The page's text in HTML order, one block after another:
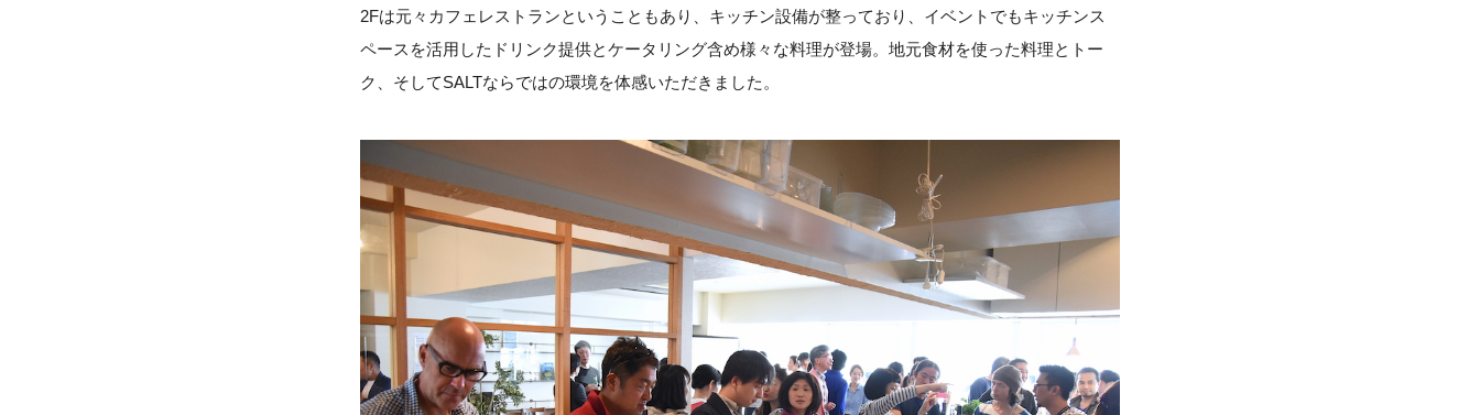
2Fは元々カフェレストランということもあり、キッチン設備が整っており、イベントでもキッチンス
ペースを活用したドリンク提供とケータリング含め様々な料理が登場。地元食材を使った料理とトー
ク、そしてSALTならではの環境を体感いただきました。